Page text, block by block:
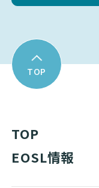
TOP
TOP
EOSL情報